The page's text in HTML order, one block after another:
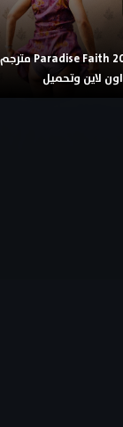
فيلم Paradise Faith 2012 مترجم
اون لاين وتحميل